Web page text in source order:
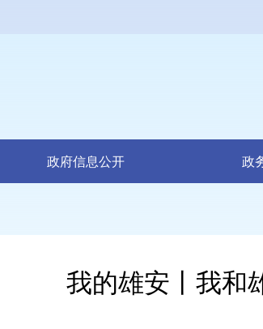
政府信息公开 政
我的雄安丨我和